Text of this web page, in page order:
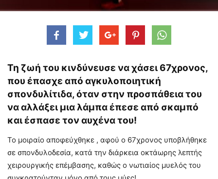
Τη ζωή του κινδύνευσε να χάσει 67χρονος,
που έπασχε από αγκυλοποιητική
σπονδυλίτιδα, όταν στην προσπάθεια του
να αλλάξει μια λάμπα έπεσε από σκαμπό
και έσπασε τον αυχένα του!
Το μοιραίο αποφεύχθηκε , αφού ο 67χρονος υποβλήθηκε
σε σπονδυλοδεσία, κατά την διάρκεια οκτάωρης λεπτής
χειρουργικής επέμβασης, καθώς ο νωτιαίος μυελός του